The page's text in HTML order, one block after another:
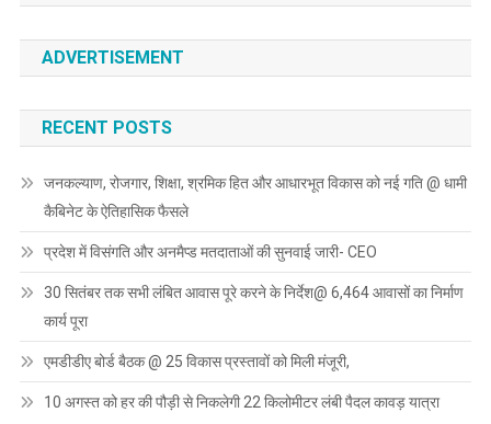
ADVERTISEMENT
RECENT POSTS
जनकल्याण, रोजगार, शिक्षा, श्रमिक हित और आधारभूत विकास को नई गति @ धामी
कैबिनेट के ऐतिहासिक फैसले
प्रदेश में विसंगति और अनमैप्ड मतदाताओं की सुनवाई जारी- CEO
30 सितंबर तक सभी लंबित आवास पूरे करने के निर्देश@ 6,464 आवासों का निर्माण
कार्य पूरा
एमडीडीए बोर्ड बैठक @ 25 विकास प्रस्तावों को मिली मंजूरी,
10 अगस्त को हर की पौड़ी से निकलेगी 22 किलोमीटर लंबी पैदल कावड़ यात्रा